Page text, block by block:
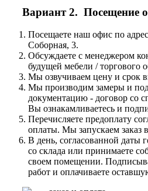
Вариант 2. Посещение
Посещаете наш офис по
Соборная, 3.
Обсуждаете с менеджером
будущей мебели / торгового
Мы озвучиваем цену и срок
Мы производим замеры и
документацию - договор со
Вы ознакамливаетесь и
Перечисляете предоплату
оплаты. Мы запускаем заказ
В день, согласованной даты
со склада или принимаете
своем помещении.
работ и оплачиваете